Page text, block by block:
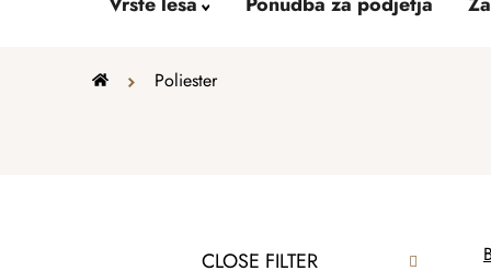
Home Poliester
CLOSE FILTER P